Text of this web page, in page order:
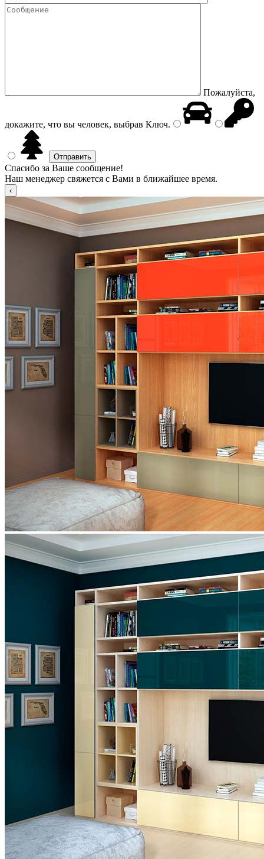
Пожалуйста,
докажите, что вы человек, выбрав Ключ.
Спасибо за Ваше сообщение!
Наш менеджер свяжется с Вами в ближайшее время.